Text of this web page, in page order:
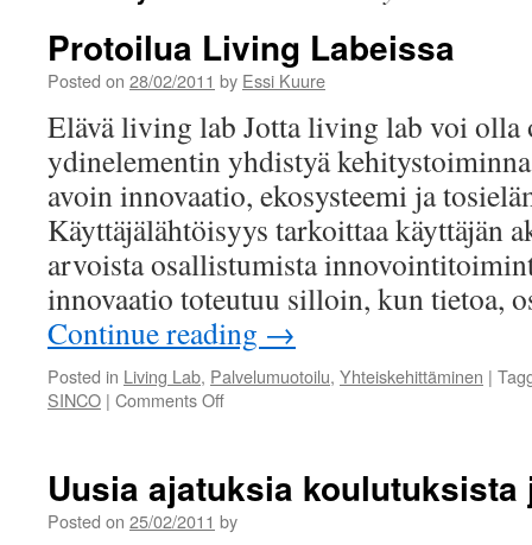
Protoilua Living Labeissa
Posted on 28/02/2011 by Essi Kuure
Elävä living lab Jotta living lab voi olla
ydinelementin yhdistyä
avoin innovaatio, ekosysteemi ja
Käyttäjälähtöisyys tarkoittaa käyttäjän
arvoista osallistumista
innovaatio toteutuu silloin, kun tietoa,
Continue reading →
Posted in Living Lab, Palvelumuotoilu, Yhteiskehittäminen |
SINCO | Comments Offon
Uusia ajatuksia
Posted on 25/02/2011 by